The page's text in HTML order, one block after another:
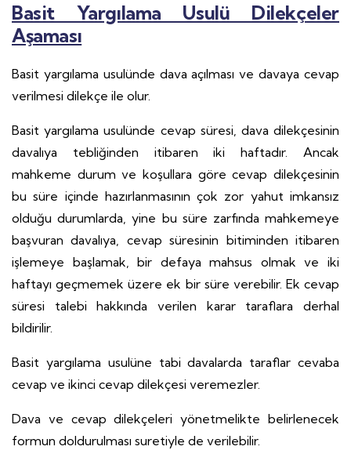
Basit Yargılama Usulü Dilekçeler
Aşaması
Basit yargılama usulünde dava açılması ve davaya cevap
verilmesi dilekçe ile olur.
Basit yargılama usulünde cevap süresi, dava dilekçesinin
davalıya tebliğinden itibaren iki haftadır. Ancak
mahkeme durum ve koşullara göre cevap dilekçesinin
bu süre içinde hazırlanmasının çok zor yahut imkansız
olduğu durumlarda, yine bu süre zarfında mahkemeye
başvuran davalıya, cevap süresinin bitiminden itibaren
işlemeye başlamak, bir defaya mahsus olmak ve iki
haftayı geçmemek üzere ek bir süre verebilir. Ek cevap
süresi talebi hakkında verilen karar taraflara derhal
bildirilir.
Basit yargılama usulüne tabi davalarda taraflar cevaba
cevap ve ikinci cevap dilekçesi veremezler.
Dava ve cevap dilekçeleri yönetmelikte belirlenecek
formun doldurulması suretiyle de verilebilir.